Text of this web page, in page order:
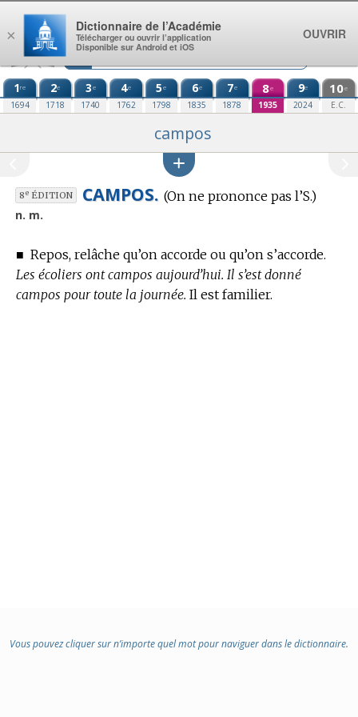
Aller au contenu
1re
1694
2e
1718
3e
1740
4e
1762
5e
1798
6e
1835
7e
1878
8e
1935
9e
2024
10e
E.C.
campos
8eÉDITION CAMPOS. (On ne prononce pas l’S.)
n. m.
■ Repos, relâche qu’on accorde ou qu’on s’accorde.
Les écoliers ont campos aujourd’hui. Il s’est donné
campos pour toute la journée. Il est familier.
Vous pouvez cliquer sur n’importe quel mot pour naviguer dans le dictionnaire.
×
Dictionnaire de l’Académie
Télécharger ou ouvrir l’application
Disponible sur Android et iOS
OUVRIR